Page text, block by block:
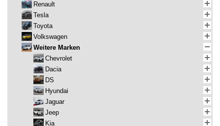
Renault
Tesla
Toyota
Volkswagen
Weitere Marken
Chevrolet
Dacia
DS
Hyundai
Jaguar
Jeep
Kia